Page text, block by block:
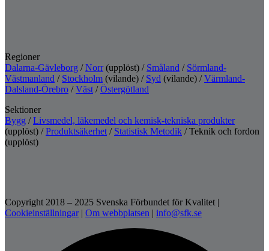
Regioner
Dalarna-Gävleborg /Norr (upplöst) / Småland / Sörmland-
Västmanland / Stockholm (vilande) / Syd (vilande) /Värmland-
Dalsland-Örebro /Väst /Östergötland
Sektioner
Bygg /Livsmedel, läkemedel och kemisk-tekniska produkter
(upplöst) /Produktsäkerhet / Statistisk Metodik / Teknik och fordon
(upplöst)
Copyright 2018 – 2025 Svenska Förbundet för Kvalitet |
Cookieinställningar | Om webbplatsen | info@sfk.se